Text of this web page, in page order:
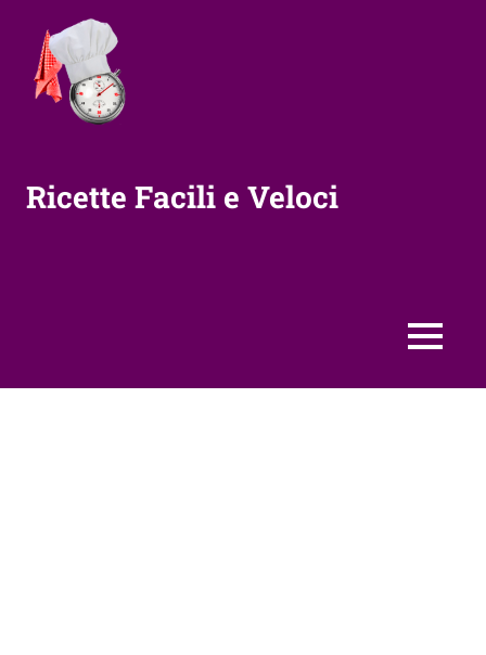
contenuto
Ricette Facili e Veloci
MENU